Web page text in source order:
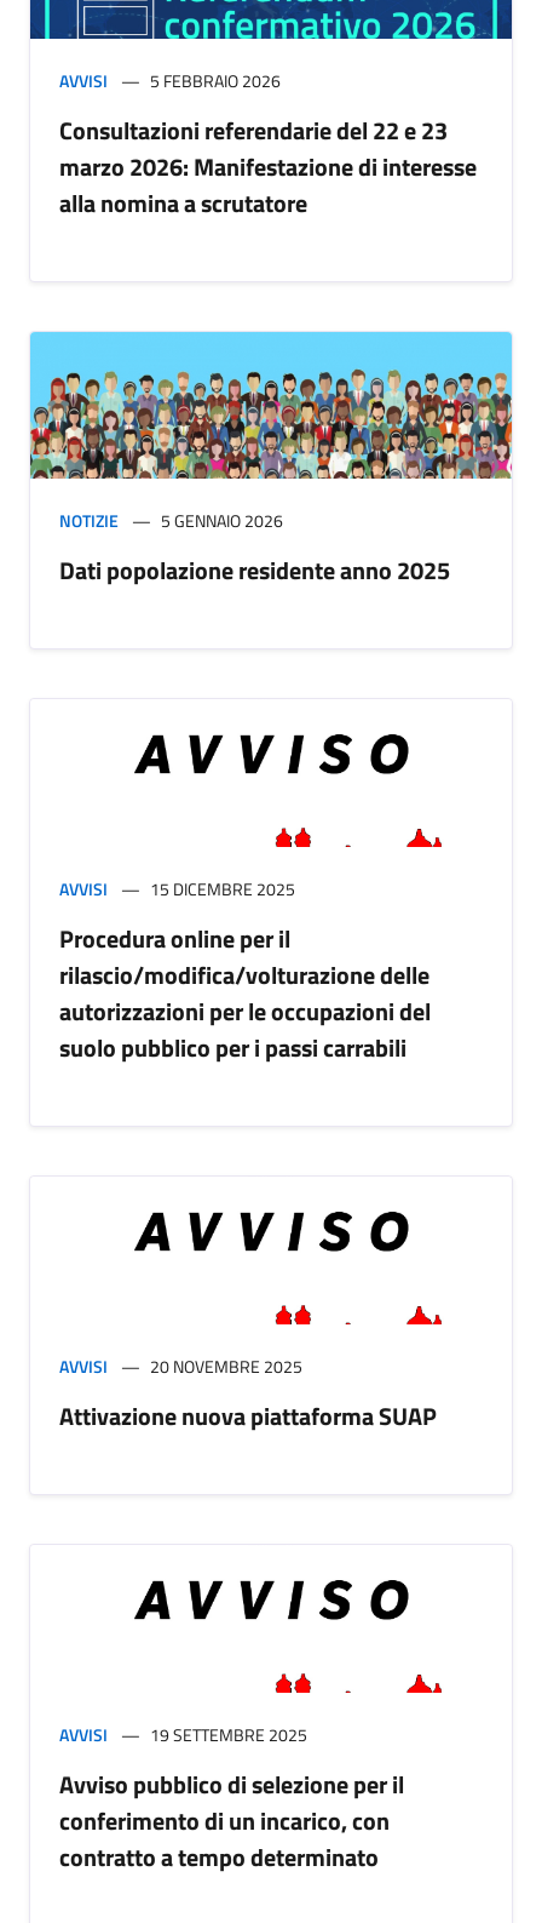
AVVISI 5 FEBBRAIO 2026
Consultazioni referendarie del 22 e 23
marzo 2026: Manifestazione di interesse
alla nomina a scrutatore
NOTIZIE 5 GENNAIO 2026
Dati popolazione residente anno 2025
AVVISI 15 DICEMBRE 2025
Procedura online per il
rilascio/modifica/volturazione delle
autorizzazioni per le occupazioni del
suolo pubblico per i passi carrabili
AVVISI 20 NOVEMBRE 2025
Attivazione nuova piattaforma SUAP
AVVISI 19 SETTEMBRE 2025
Avviso pubblico di selezione per il
conferimento di un incarico, con
contratto a tempo determinato